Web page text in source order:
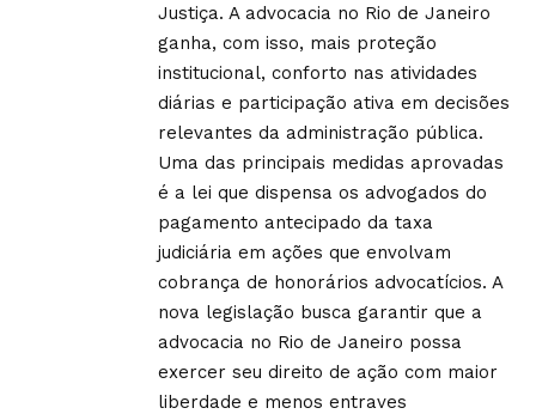
Justiça. A advocacia no Rio de Janeiro
ganha, com isso, mais proteção
institucional, conforto nas atividades
diárias e participação ativa em decisões
relevantes da administração pública.
Uma das principais medidas aprovadas
é a lei que dispensa os advogados do
pagamento antecipado da taxa
judiciária em ações que envolvam
cobrança de honorários advocatícios. A
nova legislação busca garantir que a
advocacia no Rio de Janeiro possa
exercer seu direito de ação com maior
liberdade e menos entraves